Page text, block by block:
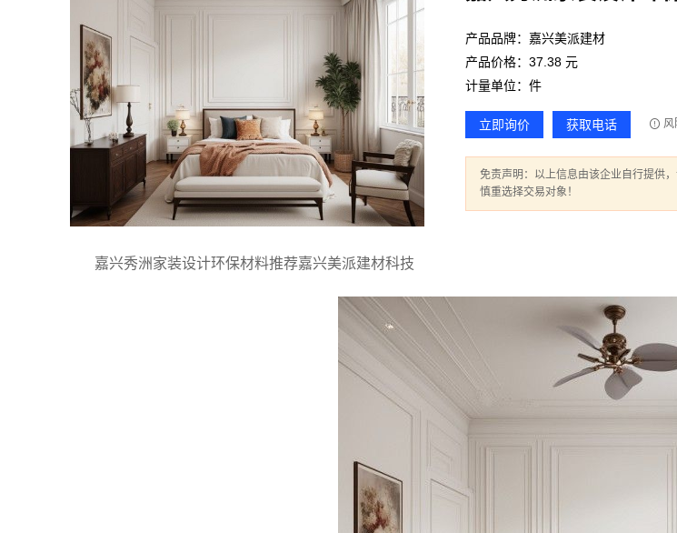
产品品牌：嘉兴美派建材
产品价格：37.38 元
计量单位：件
立即询价 获取电话 风
免责声明：以上信息由该企业自行提供
慎重选择交易对象！
嘉兴秀洲家装设计环保材料推荐嘉兴美派建材科技